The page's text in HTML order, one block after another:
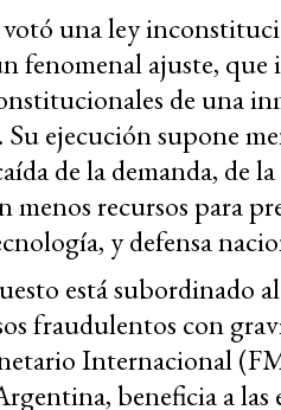
votó una ley
fenomenal ajuste, que
de una
ejecución supone
de la demanda, de
menos recursos para
y defensa
está subordinado
fraudulentos con
Internacional
beneficia a las